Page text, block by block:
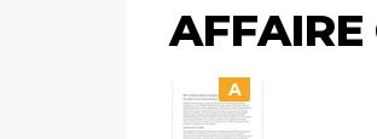
AFFAIRE
A